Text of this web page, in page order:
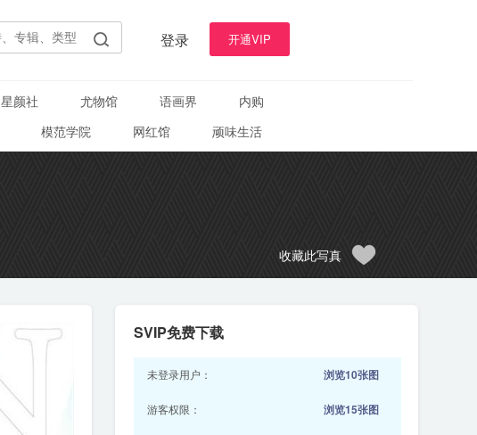
登录 开通VIP
星颜社 尤物馆 语画界
内购
模范学院 网红馆 顽味生活
收藏此写真
SVIP免费下载
未登录用户： 浏览10张图
游客权限： 浏览15张图